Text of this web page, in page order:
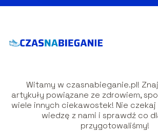
Witamy w czasnabieganie.pl!
artykuły powiązane ze zdrowiem,
wiele innych ciekawostek! Nie
wiedzę z nami i sprawdź co
przygotowaliśmy!